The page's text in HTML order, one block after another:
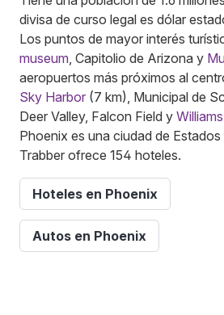
divisa de curso legal es dólar
Los puntos de mayor interés
museum , Capitolio de Arizona y
aeropuertos más próximos al
Sky Harbor (7 km), Municipal de
Deer Valley, Falcon Field y
Phoenix es una ciudad de
Trabber ofrece 154 hoteles.
Hoteles en Phoenix
Autos en Phoenix